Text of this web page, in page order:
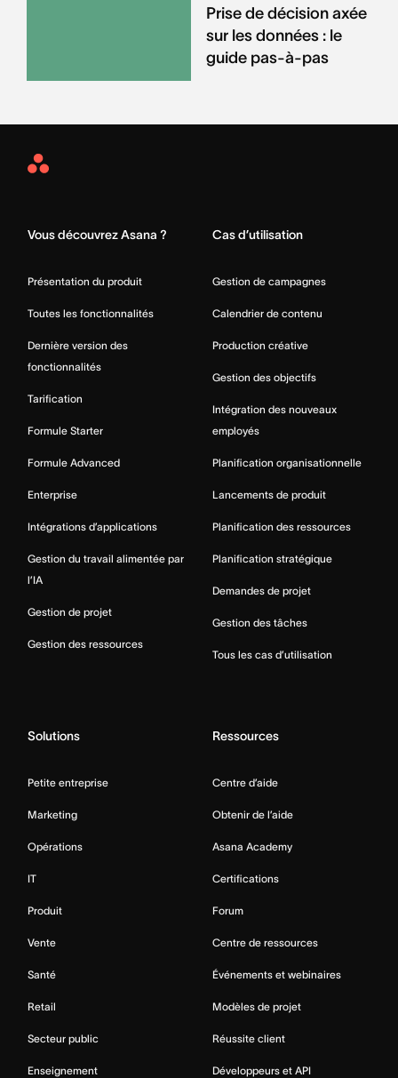
Prise de décision axée
sur les données : le
guide pas-à-pas
Asana
Vous découvrez Asana ?
Présentation du produit
Toutes les fonctionnalités
Dernière version des
fonctionnalités
Tarification
Formule Starter
Formule Advanced
Enterprise
Intégrations d’applications
Gestion du travail alimentée par
l’IA
Gestion de projet
Gestion des ressources
Cas d’utilisation
Gestion de campagnes
Calendrier de contenu
Production créative
Gestion des objectifs
Intégration des nouveaux
employés
Planification organisationnelle
Lancements de produit
Planification des ressources
Planification stratégique
Demandes de projet
Gestion des tâches
Tous les cas d’utilisation
Solutions
Petite entreprise
Marketing
Opérations
IT
Produit
Vente
Santé
Retail
Secteur public
Enseignement
Ressources
Centre d’aide
Obtenir de l’aide
Asana Academy
Certifications
Forum
Centre de ressources
Événements et webinaires
Modèles de projet
Réussite client
Développeurs et API